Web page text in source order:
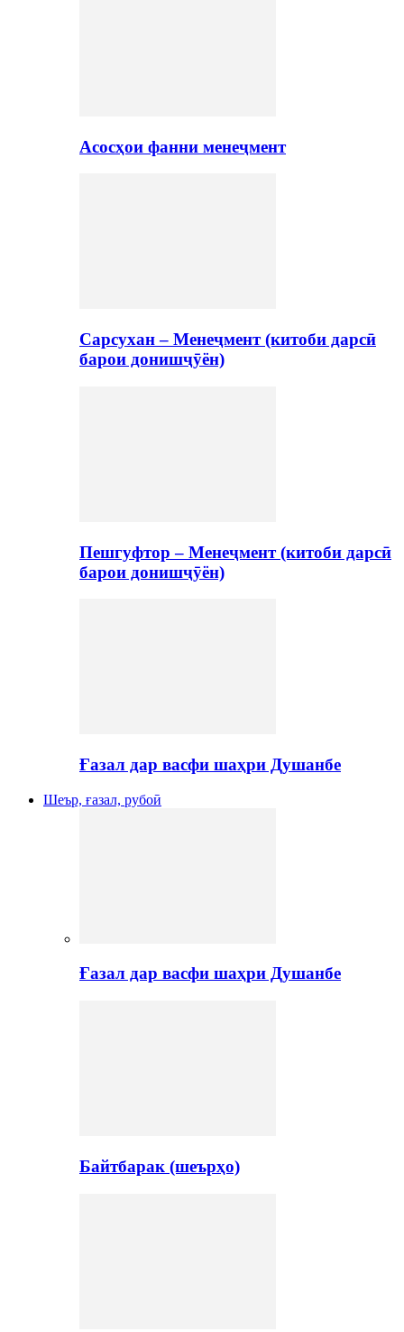
Асосҳои фанни менеҷмент
Сарсухан – Менеҷмент (китоби дарсӣ
барои донишҷӯён)
Пешгуфтор – Менеҷмент (китоби дарсӣ
барои донишҷӯён)
Ғазал дар васфи шаҳри Душанбе
Шеър, ғазал, рубоӣ
Ғазал дар васфи шаҳри Душанбе
Байтбарак (шеърҳо)